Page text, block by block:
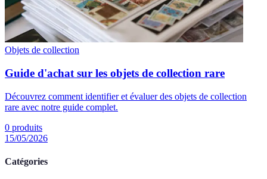
Objets de collection
Guide d'achat sur les objets de collection rare
Découvrez comment identifier et évaluer des objets de collection
rare avec notre guide complet.
0 produits
15/05/2026
Catégories